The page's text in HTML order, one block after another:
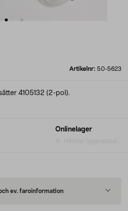
Artikelnr: 50-5623
Onlinelager
4105132 (2-pol).
ev. faroinformation